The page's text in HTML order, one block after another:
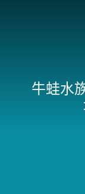
牛蛙水